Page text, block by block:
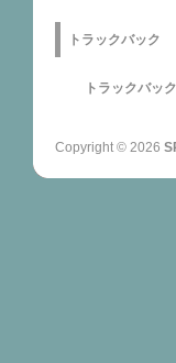
トラックバック
トラックバッ
Copyright © 2026